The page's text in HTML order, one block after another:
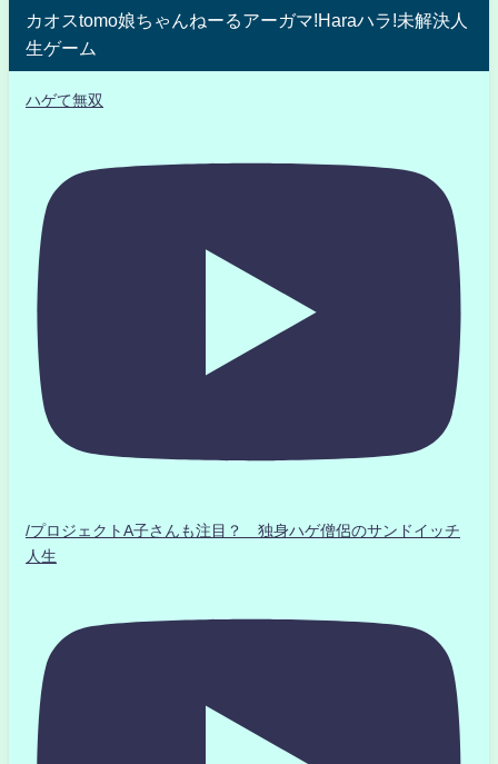
カオスtomo娘ちゃんねーるアーガマ!Haraハラ!未解決人
生ゲーム
ハゲて無双
/プロジェクトA子さんも注目？ 独身ハゲ僧侶のサンドイッチ
人生